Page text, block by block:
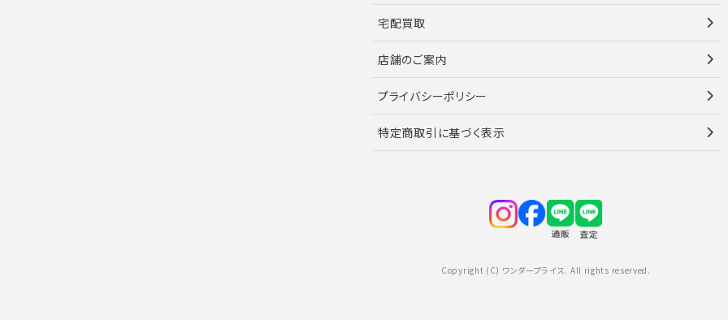
宅配買取
店舗のご案内
プライバシーポリシー
特定商取引に基づく表示
Copyright (C) ワンダープライス. All rights reserved.